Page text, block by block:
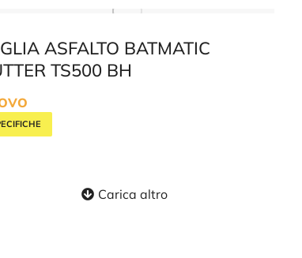
ASFALTO BATMATIC
TS500 BH
Carica altro